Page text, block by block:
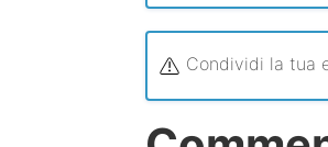
Condividi la tua